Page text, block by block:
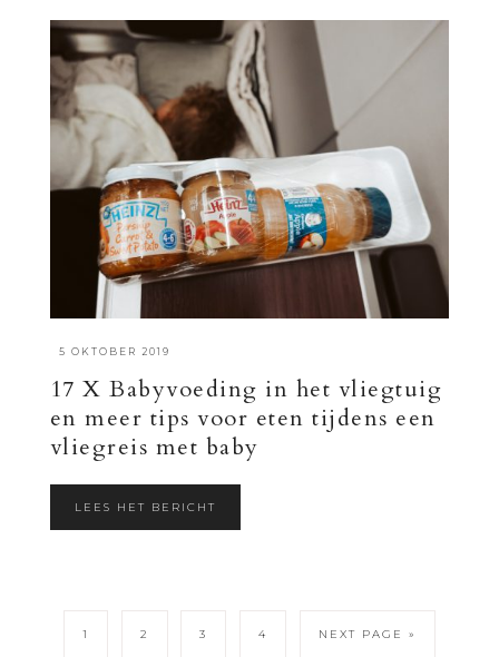
5 OKTOBER 2019
17 X Babyvoeding in het vliegtuig
en meer tips voor eten tijdens een
vliegreis met baby
LEES HET BERICHT
1 2 3 4 NEXT PAGE »